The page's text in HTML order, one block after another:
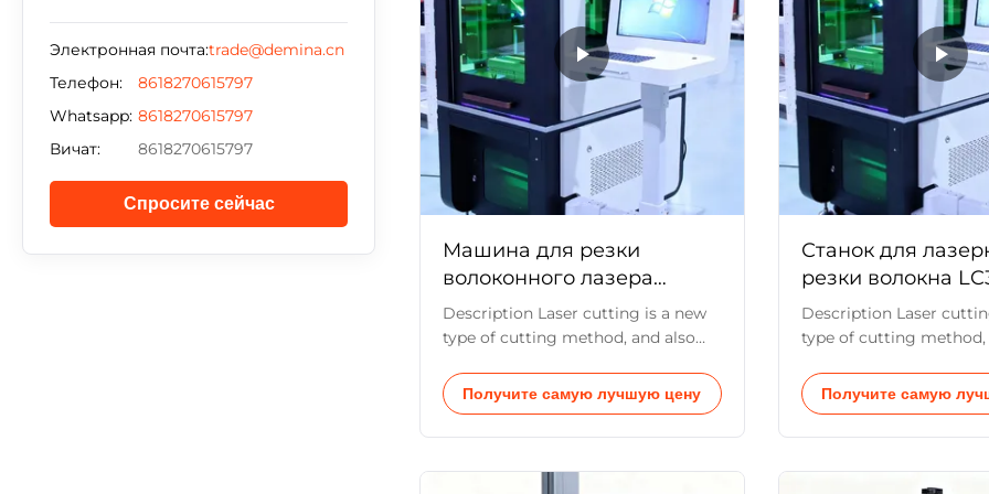
Электронная почта:trade@demina.cn
Телефон:
8618270615797
Whatsapp: 8618270615797
Вичат:
8618270615797
Спросите сейчас
Машина для резки
волоконного лазера
LC30A
Description Laser cutting is a new
type of cutting method, and also
laser material processing
technology. Fiber laser cutting
machine is through the control of
Получите самую лучшую цену
Станок для
резки волокна
CBN
Description Laser
type of cutting method,
laser material processing
technology. Fiber laser
machine is through
width, pulse energy,
Получите самую